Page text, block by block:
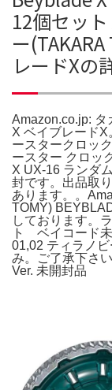
12個セッ
ー
レードXの
Amazon.co.jp: タ
X ベイブレード
ースタークロッ
ースター クロッ
X UX-16 ランダ
封です。出品取
あります。。
TOMY)
しております。
ト ベイコード
01,02 ティラノ
み。ご了承下さ
Ver. 未開封品